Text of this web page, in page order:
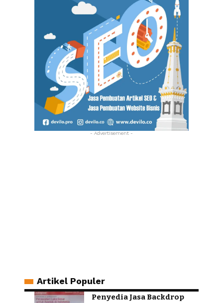
- Advertisement -
Artikel Populer
Penyedia Jasa Backdrop